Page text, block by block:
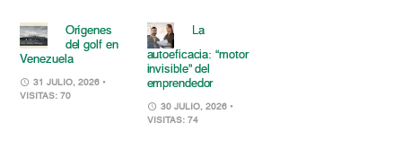
Orígenes
del golf en
Venezuela
31 JULIO, 2026 •
VISITAS: 70
La
autoeficacia: “motor
invisible” del
emprendedor
30 JULIO, 2026 •
VISITAS: 74